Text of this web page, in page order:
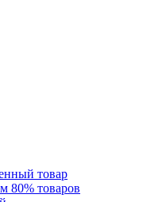
товар
80% товаров